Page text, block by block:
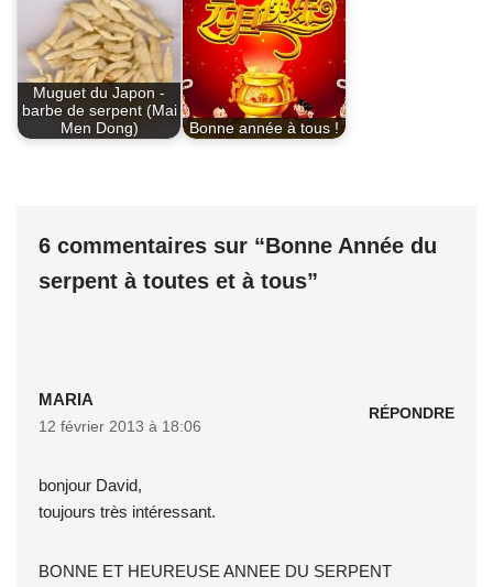
o
o
k
p
p
Muguet du Japon -
barbe de serpent (Mai
Men Dong)
Bonne année à tous !
6 commentaires sur “Bonne Année du
serpent à toutes et à tous”
MARIA
12 février 2013 à 18:06
RÉPONDRE
bonjour David,
toujours très intéressant.
BONNE ET HEUREUSE ANNEE DU SERPENT